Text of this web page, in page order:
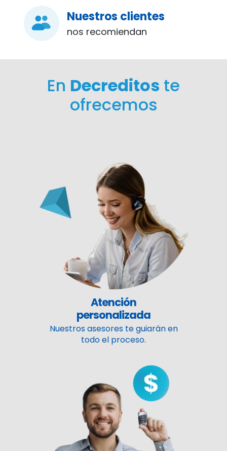
Nuestros clientes
nos recomiendan
En Decreditos te
ofrecemos
Atención
personalizada
Nuestros asesores te guiarán en
todo el proceso.